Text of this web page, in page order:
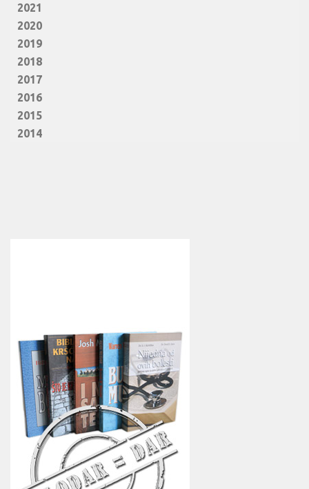
2021
2020
2019
2018
2017
2016
2015
2014